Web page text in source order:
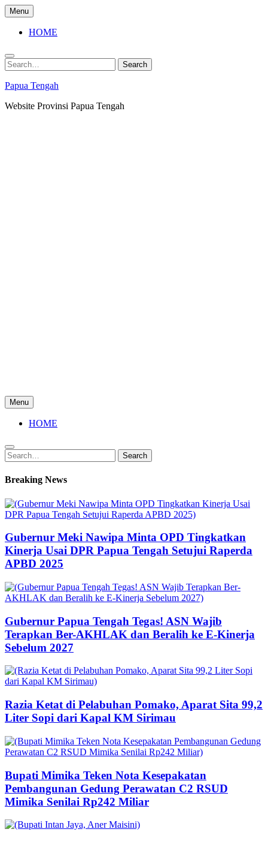
Skip
to
content
Menu
HOME
Search
for:
Search
Papua Tengah
Website Provinsi Papua Tengah
Menu
HOME
Search
for:
Search
Breaking News
Gubernur Meki Nawipa Minta OPD Tingkatkan
Kinerja Usai DPR Papua Tengah Setujui Raperda
APBD 2025
Gubernur Papua Tengah Tegas! ASN Wajib
Terapkan Ber-AKHLAK dan Beralih ke E-Kinerja
Sebelum 2027
Razia Ketat di Pelabuhan Pomako, Aparat Sita 99,2
Liter Sopi dari Kapal KM Sirimau
Bupati Mimika Teken Nota Kesepakatan
Pembangunan Gedung Perawatan C2 RSUD
Mimika Senilai Rp242 Miliar